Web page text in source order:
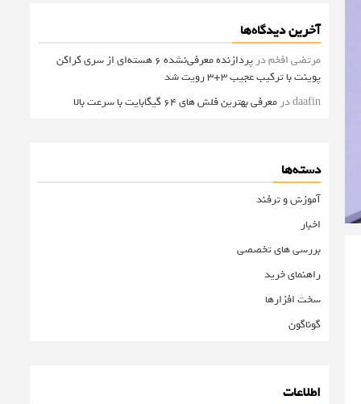
آخرین دیدگاه‌ها
مرتضی افخمدر
پردازنده معرفی‌نشده 6 هسته‌ای از سری کراکن
پوینت با ترکیب عجیب 3+3 رویت شد
daafinدر معرفی بهترین فلش های 64 گیگابایت با سرعت بالا
دسته‌ها
آموزش و ترفند
اخبار
بررسی های تخصصی
راهنمای خرید
سخت افزارها
گوناگون
اطلاعات